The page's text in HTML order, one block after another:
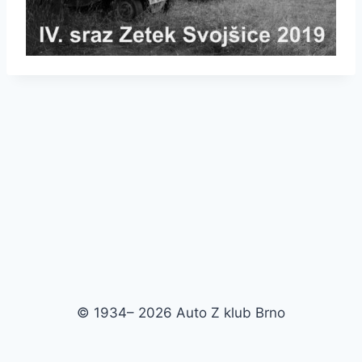
© 1934– 2026 Auto Z klub Brno